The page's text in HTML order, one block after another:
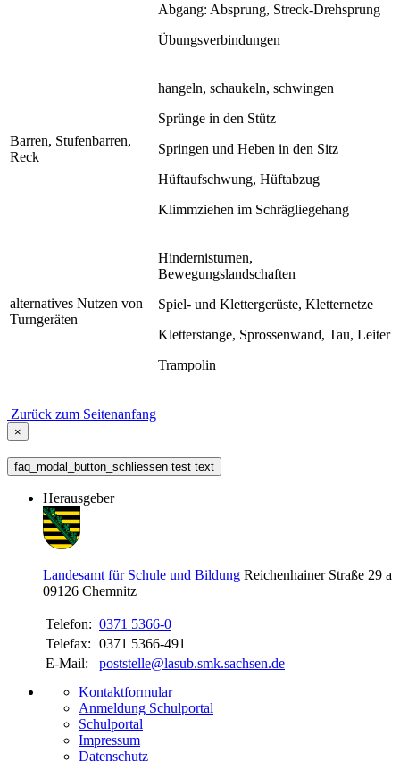
Abgang: Absprung, Streck-Drehsprung
Übungsverbindungen
Barren, Stufenbarren,
Reck
hangeln, schaukeln, schwingen
Sprünge in den Stütz
Springen und Heben in den Sitz
Hüftaufschwung, Hüftabzug
Klimmziehen im Schrägliegehang
alternatives Nutzen von
Turngeräten
Hindernisturnen,
Bewegungslandschaften
Spiel- und Klettergerüste, Kletternetze
Kletterstange, Sprossenwand, Tau, Leiter
Trampolin
Zurück zum Seitenanfang
×
faq_modal_button_schliessen test text
Herausgeber
Landesamt für Schule und Bildung Reichenhainer Straße 29 a
09126 Chemnitz
Telefon: 0371 5366-0
Telefax: 0371 5366-491
E-Mail:
poststelle@lasub.smk.sachsen.de
Kontaktformular
Anmeldung Schulportal
Schulportal
Impressum
Datenschutz